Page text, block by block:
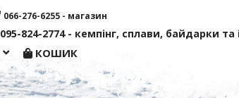
КОШИК
066-276-6255 - магазин
095-824-2774 - кемпінг, сплави, байдарки та